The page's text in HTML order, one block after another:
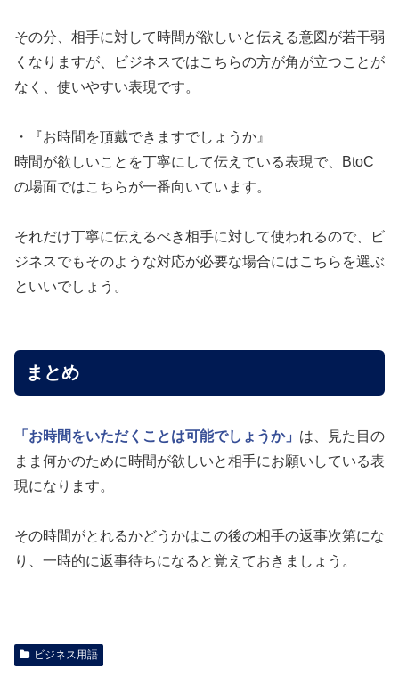
その分、相手に対して時間が欲しいと伝える意図が若干弱
くなりますが、ビジネスではこちらの方が角が立つことが
なく、使いやすい表現です。
・『お時間を頂戴できますでしょうか』
時間が欲しいことを丁寧にして伝えている表現で、BtoC
の場面ではこちらが一番向いています。
それだけ丁寧に伝えるべき相手に対して使われるので、ビ
ジネスでもそのような対応が必要な場合にはこちらを選ぶ
といいでしょう。
まとめ
「お時間をいただくことは可能でしょうか」 は、見た目の
まま何かのために時間が欲しいと相手にお願いしている表
現になります。
その時間がとれるかどうかはこの後の相手の返事次第にな
り、一時的に返事待ちになると覚えておきましょう。
ビジネス用語